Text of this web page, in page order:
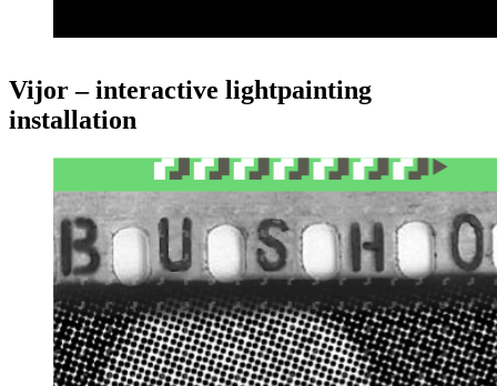
Vijor – interactive lightpainting
installation